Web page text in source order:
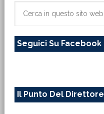
primaria
sito
Seguici Su Facebook
Il Punto Del Direttore